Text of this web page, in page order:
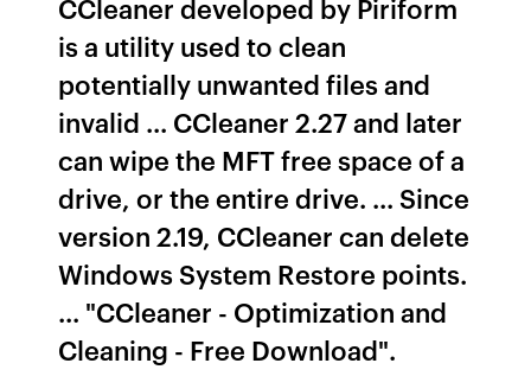
CCleaner developed by Piriform
is a utility used to clean
potentially unwanted files and
invalid ... CCleaner 2.27 and later
can wipe the MFT free space of a
drive, or the entire drive. ... Since
version 2.19, CCleaner can delete
Windows System Restore points.
... "CCleaner - Optimization and
Cleaning - Free Download".